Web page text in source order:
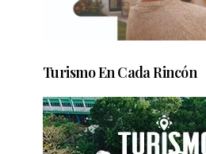
Turismo En Cada Rincón